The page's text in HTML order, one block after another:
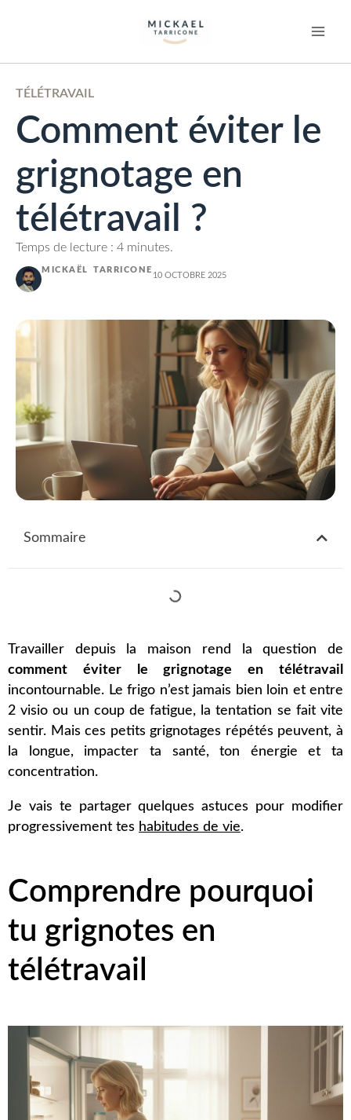
TÉLÉTRAVAIL
Comment éviter le
grignotage en
télétravail ?
Temps de lecture : 4 minutes.
MICKAËL TARRICONE
10 OCTOBRE 2025
Sommaire
Travailler depuis la maison rend la question de
comment éviter le grignotage en télétravail
incontournable. Le frigo n’est jamais bien loin et entre
2 visio ou un coup de fatigue, la tentation se fait vite
sentir. Mais ces petits grignotages répétés peuvent, à
la longue, impacter ta santé, ton énergie et ta
concentration.
Je vais te partager quelques astuces pour modifier
progressivement tes habitudes de vie.
Comprendre pourquoi
tu grignotes en
télétravail